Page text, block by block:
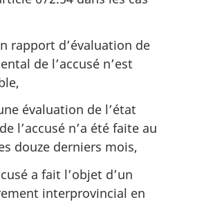
rapport d’évaluation de
de l’accusé n’est
évaluation de l’état
l’accusé n’a été faite au
douze derniers mois,
a fait l’objet d’un
interprovincial en